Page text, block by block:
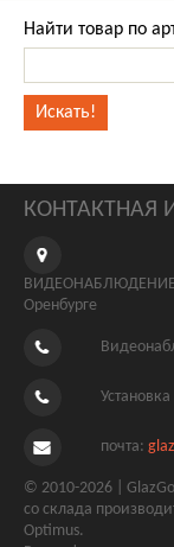
Найти товар по
КОНТАКТНАЯ
ВИДЕОНАБЛЮДЕНИЕ
Оренбурге
почта:
© 2010-2026 |
со склада
Optimus.